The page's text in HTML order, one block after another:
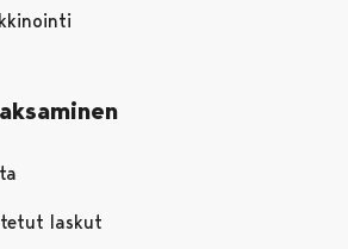
laskut